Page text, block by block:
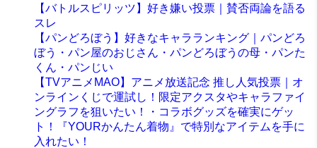
【バトルスピリッツ】好き嫌い投票｜賛否両論を語る
スレ
【パンどろぼう】好きなキャラランキング｜パンどろ
ぼう・パン屋のおじさん・パンどろぼうの母・パンた
くん・パンじい
【TVアニメMAO】アニメ放送記念 推し人気投票｜オ
ンラインくじで運試し！限定アクスタやキャラファイ
ングラフを狙いたい！・コラボグッズを確実にゲッ
ト！『YOURかんたん着物』で特別なアイテムを手に
入れたい！